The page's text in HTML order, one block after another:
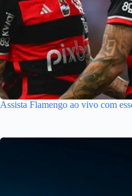
Assista Flamengo ao vivo com